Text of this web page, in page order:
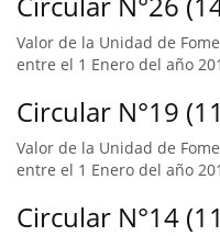
Valor de la Unidad de
entre el 1 Enero del año
Circular N°19
Valor de la Unidad de
entre el 1 Enero del año
Circular N°14